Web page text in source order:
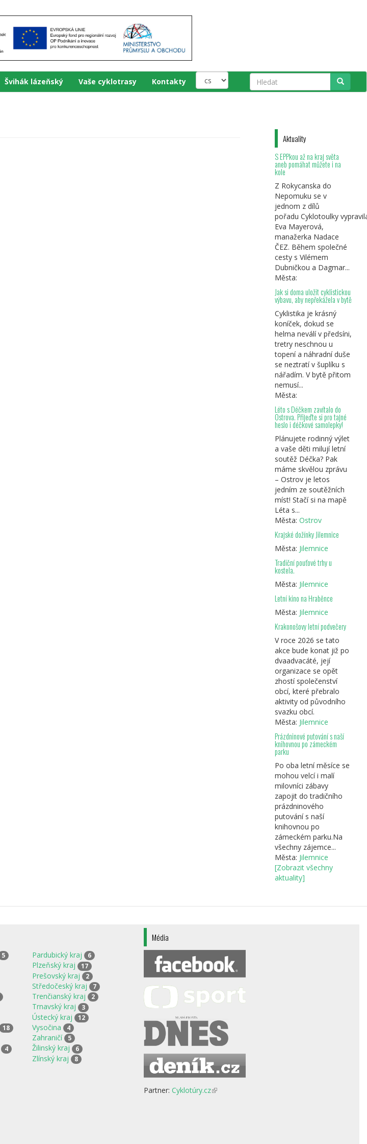
Švihák lázeňský Vaše cyklotrasy
Kontakty
Hledat
Aktuality
S EPPkou až na kraj světa
aneb pomáhat můžete i na
kole
Z Rokycanska do
Nepomuku se v
jednom z dílů
pořadu Cyklotoulky
Eva Mayerová,
manažerka Nadace
ČEZ. Během společné
cesty s Vilémem
Dubničkou a Dagmar...
Města:
Jak si doma uložit cyklistickou
výbavu, aby nepřekážela v bytě
Cyklistika je krásný
koníček, dokud se
helma neválí v předsíni,
tretry neschnou u
topení a náhradní duše
se neztratí v šuplíku s
nářadím. V bytě přitom
nemusí...
Města:
Léto s Déčkem zavítalo do
Ostrova. Přijeďte si pro tajné
heslo i déčkové samolepky!
Plánujete rodinný výlet
a vaše děti milují letní
soutěž Déčka? Pak
máme skvělou zprávu
– Ostrov je letos
jedním ze soutěžních
míst! Stačí si na mapě
Léta s...
Města: Ostrov
Krajské dožínky Jilemnice
Města: Jilemnice
Tradiční pouťové trhy u
kostela.
Města: Jilemnice
Letní kino na Hraběnce
Města: Jilemnice
Krakonošovy letní podvečery
V roce 2026 se tato
akce bude konat již po
dvaadvacáté, její
organizace se opět
zhostí společenství
obcí, které přebralo
aktivity od původního
svazku obcí.
Města: Jilemnice
Prázdninové putování s naší
knihovnou po zámeckém
parku
Po oba letní měsíce se
mohou velcí i malí
milovníci zábavy
zapojit do tradičního
prázdninového
putování s naší
knihovnou po
zámeckém parku.Na
všechny zájemce...
Města: Jilemnice
[Zobrazit všechny
aktuality]
5
18
4
Pardubický kraj 6
Plzeňský kraj 17
Prešovský kraj 2
Středočeský kraj 7
Trenčianský kraj 2
Trnavský kraj 3
Ústecký kraj 12
Vysočina 4
Zahraničí 5
Žilinský kraj 6
Zlínský kraj 8
Média
Partner: Cyklotúry.cz(odkaz